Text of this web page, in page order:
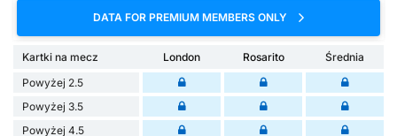
DATA FOR PREMIUM MEMBERS ONLY
Kartki na mecz London Rosarito
Średnia
Powyżej 2.5
Powyżej 3.5
Powyżej 4.5